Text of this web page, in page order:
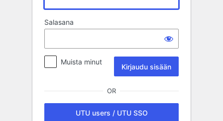
Salasana
Muista minut
OR
UTU users / UTU SSO